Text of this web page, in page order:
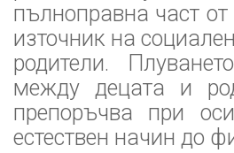
пълноправна част от
източник на
родители.
между децата и
препоръчва при
естествен начин до